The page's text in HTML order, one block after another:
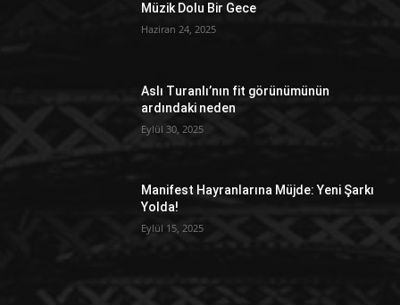
Müzik Dolu Bir Gece
Haziran 24, 2025
Aslı Turanlı’nın fit görünümünün
ardındaki neden
Eylül 30, 2025
Manifest Hayranlarına Müjde: Yeni Şarkı
Yolda!
Eylül 15, 2025